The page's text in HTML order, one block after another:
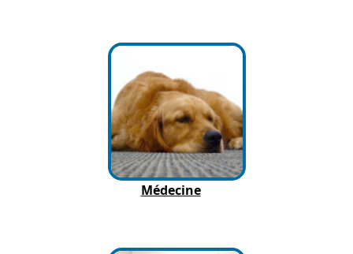
Médecine